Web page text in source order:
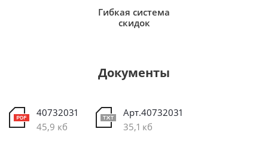
Гибкая система
скидок
Документы
40732031
45,9 кб
Арт.40732031
35,1 кб